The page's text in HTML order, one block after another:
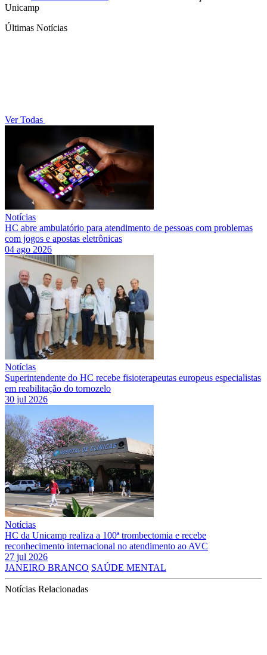
Unicamp
Últimas Notícias
Ver Todas
Notícias
HC abre ambulatório para atendimento de pessoas com problemas
com jogos e apostas eletrônicas
04 ago 2026
Notícias
Superintendente do HC recebe fisioterapeutas europeus especialistas
em reabilitação do tornozelo
30 jul 2026
Notícias
HC da Unicamp realiza a 100ª trombectomia e recebe
reconhecimento internacional no atendimento ao AVC
27 jul 2026
JANEIRO BRANCO SAÚDE MENTAL
Notícias Relacionadas